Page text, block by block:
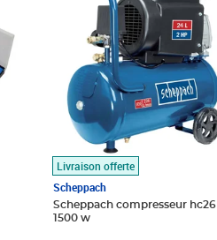
Livraison offerte
Scheppach
Scheppach compresseur hc26
1500 w